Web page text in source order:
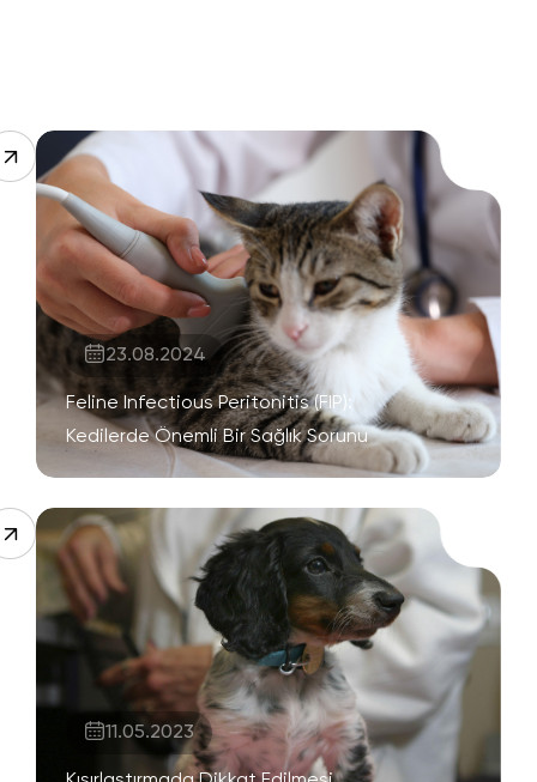
23.08.2024
Feline Infectious Peritonitis (FIP):
Kedilerde Önemli Bir Sağlık Sorunu
11.05.2023